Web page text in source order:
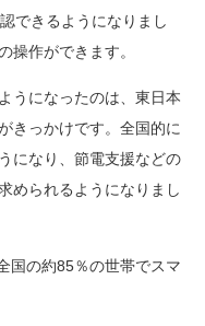
できるようになりまし
操作ができます。
うになったのは、東日本
きっかけです。全国的に
になり、節電支援などの
められるようになりまし
国の約85％の世帯でスマ